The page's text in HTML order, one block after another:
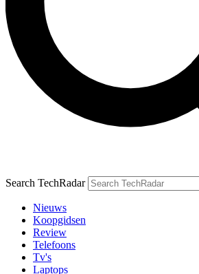
Search TechRadar
Nieuws
Koopgidsen
Review
Telefoons
Tv's
Laptops